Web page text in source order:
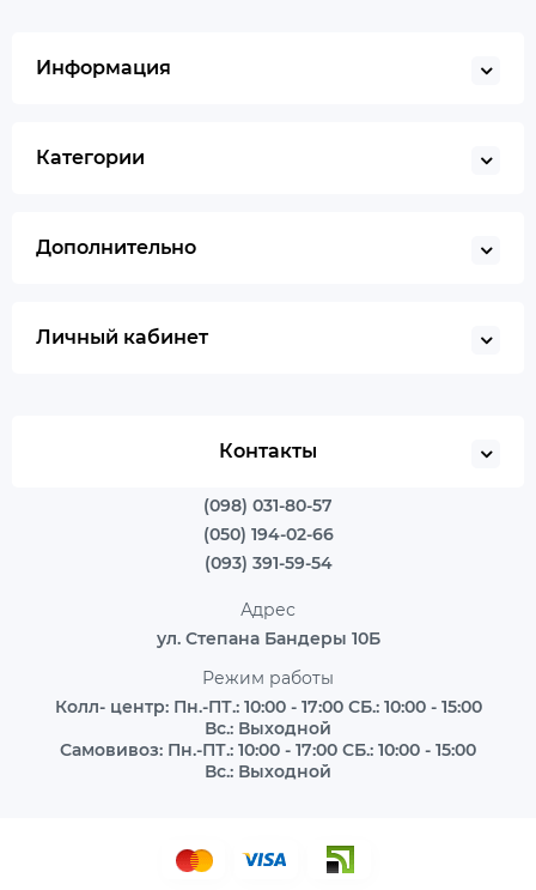
Информация
Категории
Дополнительно
Личный кабинет
Контакты
(098) 031-80-57
(050) 194-02-66
(093) 391-59-54
Адрес
ул. Степана Бандеры 10Б
Режим работы
Колл- центр: Пн.-ПТ.: 10:00 - 17:00 СБ.: 10:00 - 15:00
Вс.: Выходной
Самовивоз: Пн.-ПТ.: 10:00 - 17:00 СБ.: 10:00 - 15:00
Вс.: Выходной